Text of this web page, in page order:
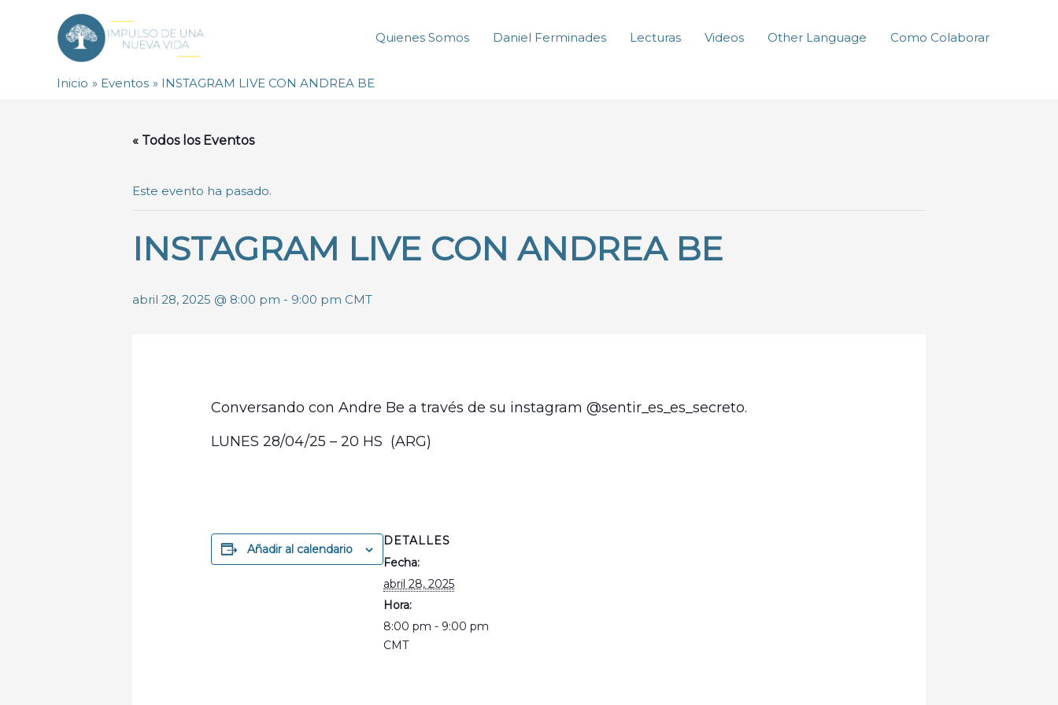
contenido
Quienes Somos Daniel Ferminades Lecturas Videos Other Language Como Colaborar
Inicio Eventos INSTAGRAM LIVE CON ANDREA BE
« Todos los Eventos
Este evento ha pasado.
INSTAGRAM LIVE CON ANDREA BE
abril 28, 2025 @ 8:00 pm - 9:00 pm CMT
Conversando con Andre Be a través de su instagram @sentir_es_es_secreto.
LUNES 28/04/25 – 20 HS (ARG)
Añadir al calendario
DETALLES
Fecha:
abril 28, 2025
Hora:
8:00 pm - 9:00 pm
CMT